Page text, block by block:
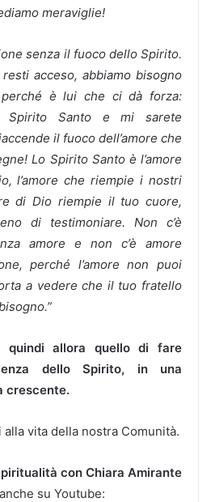
meraviglie!
senza il fuoco dello Spirito.
acceso, abbiamo bisogno
è lui che ci dà forza:
Spirito Santo e mi sarete
il fuoco dell’amore che
Lo Spirito Santo è l’amore
l’amore che riempie i nostri
di Dio riempie il tuo cuore,
di testimoniare. Non c’è
amore e non c’è amore
perché l’amore non puoi
a vedere che il tuo fratello
quindi allora quello di fare
dello Spirito, in una
crescente.
vita della nostra Comunità.
con Chiara Amirante
su Youtube: